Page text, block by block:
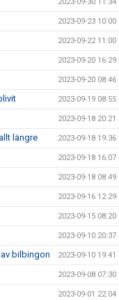
2023-09-30 11:34
2023-09-23 10:00
2023-09-22 11:00
2023-09-20 16:29
2023-09-20 08:46
2023-09-19 08:55
2023-09-18 20:21
längre 2023-09-18 19:36
2023-09-18 16:07
2023-09-18 08:49
2023-09-16 12:29
2023-09-15 08:20
2023-09-10 20:37
bilbingon 2023-09-10 19:41
2023-09-08 07:30
2023-09-01 22:04